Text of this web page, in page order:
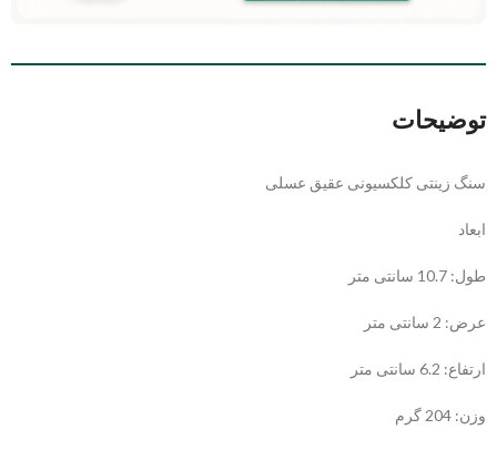
توضیحات
سنگ زینتی کلکسیونی عقیق عسلی
ابعاد
طول: 10.7 سانتی متر
عرض: 2 سانتی متر
ارتفاع: 6.2 سانتی متر
وزن: 204 گرم